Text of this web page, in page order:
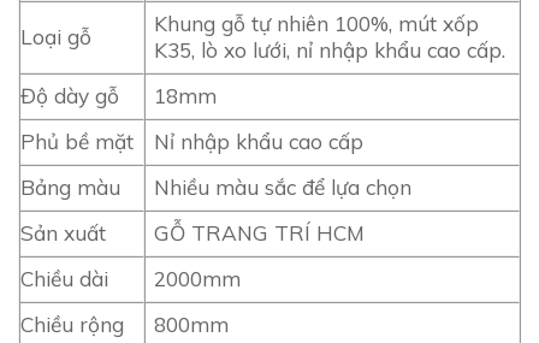
Loại gỗ
Khung gỗ tự nhiên 100%, mút xốp
K35, lò xo lưới, nỉ nhập khẩu cao cấp.
Độ dày gỗ
18mm
Phủ bề mặt
Nỉ nhập khẩu cao cấp
Bảng màu
Nhiều màu sắc để lựa chọn
Sản xuất
GỖ TRANG TRÍ HCM
Chiều dài
2000mm
Chiều rộng
800mm